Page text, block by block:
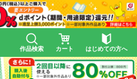
作品検索 カート はじめての方へ